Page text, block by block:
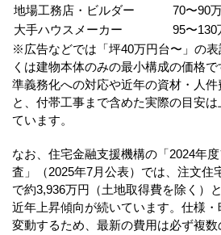
地場工務店・ビルダー
70〜90
大手ハウスメーカー
95〜130
※広告などでは「坪40万円台〜」の
くは建物本体のみの最小構成の価格
準義務化への対応や近年の資材・人
と、付帯工事まで含めた実際の目安
ています。
なお、住宅金融支援機構の「2024年
査」（2025年7月公表）では、注文住
で約3,936万円（土地取得費を除く）
近年上昇傾向が続いています。仕様
変動するため、最新の費用は必ず複